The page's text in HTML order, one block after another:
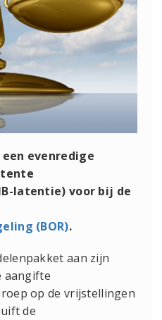
evenredige
latentie) voor bij de
(BOR).
aan zijn
aangifte
op de vrijstellingen
de